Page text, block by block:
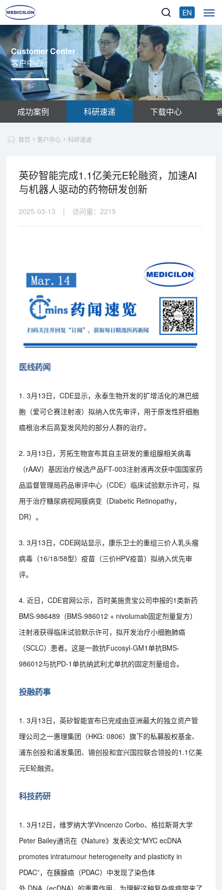
EN
Customer Center
客户中心
成功案例 科研速递 下载中心
首页 客户中心 科研速递
英矽智能完成1.1亿美元E轮融资，加速AI
与机器人驱动的药物研发创新
2025-03-13 | 访问量： 2215
医线药闻
1. 3月13日，CDE显示，永泰生物开发的扩增活化的淋巴细
胞（爱可仑赛注射液）拟纳入优先审评，用于原发性肝细胞
癌根治术后高复发风险的部分人群的治疗。
2. 3月13日，芳拓生物宣布其自主研发的重组腺相关病毒
（rAAV）基因治疗候选产品FT-003注射液再次获中国国家药
品监督管理局药品审评中心（CDE）临床试验默示许可，拟
用于治疗糖尿病视网膜病变（Diabetic Retinopathy，
DR）。
3. 3月13日，CDE网站显示，康乐卫士的重组三价人乳头瘤
病毒（16/18/58型）疫苗（三价HPV疫苗）拟纳入优先审
评。
4. 近日，CDE官网公示，百时美施贵宝公司申报的1类新药
BMS-986489（BMS-986012 + nivolumab固定剂量复方）
注射液获得临床试验默示许可，拟开发治疗小细胞肺癌
（SCLC）患者。这是一款抗Fucosyl-GM1单抗BMS-
986012与抗PD-1单抗纳武利尤单抗的固定剂量组合。
投融药事
1. 3月13日，英矽智能宣布已完成由亚洲最大的独立资产管
理公司之一惠理集团（HKG: 0806）旗下的私募股权基金、
浦东创投和浦发集团、锡创投和宜兴国控联合领投的1.1亿美
元E轮融资。
科技药研
1. 3月12日，维罗纳大学Vincenzo Corbo、格拉斯哥大学
Peter Bailey通讯在《Nature》发表论文“MYC ecDNA
promotes intratumour heterogeneity and plasticity in
PDAC”，在胰腺癌（PDAC）中发现了染色体
外 DNA（ecDNA）的重要作用，为理解这种复杂疾病带来了